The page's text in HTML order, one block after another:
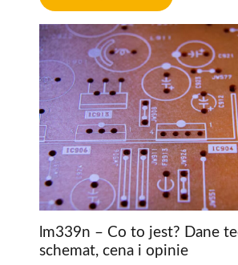
lm339n – Co to jest? Dane
schemat, cena i opinie